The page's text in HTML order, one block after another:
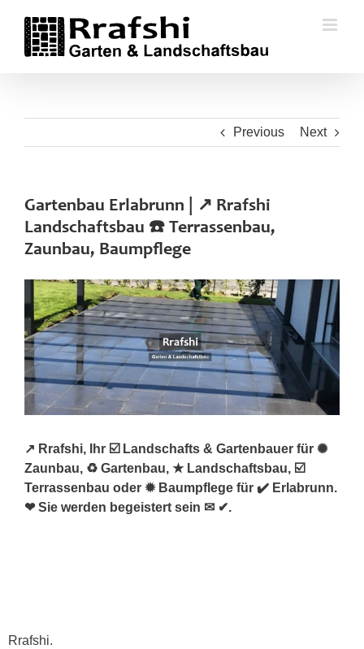
content
Previous Next
Gartenbau Erlabrunn | ↗️ Rrafshi
Landschaftsbau ☎️ Terrassenbau,
Zaunbau, Baumpflege
↗️ Rrafshi, Ihr ☑️ Landschafts & Gartenbauer für ✺
Zaunbau, ♻ Gartenbau, ★ Landschaftsbau, ☑️
Terrassenbau oder ✹ Baumpflege für ✔️ Erlabrunn.
❤ Sie werden begeistert sein ✉ ✔.
Rrafshi.